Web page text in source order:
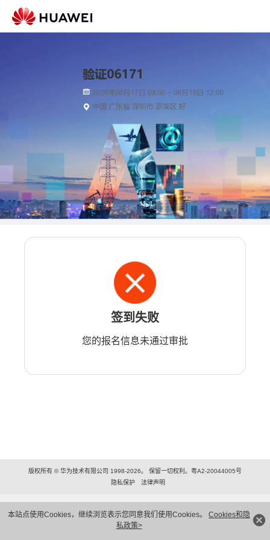
本站点使用Cookies，继续浏览表示您同意我们使用Cookies。 Cookies和隐
私政策>
签到失败
您的报名信息未通过审批
版权所有 © 华为技术有限公司 1998-2026。 保留一切权利。粤A2-20044005号
隐私保护
法律声明